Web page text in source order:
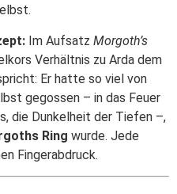
Im Aufsatz Morgoth’s
Verhältnis zu Arda dem
Er hatte so viel von
gegossen – in das Feuer
die Dunkelheit der Tiefen –,
Ring wurde. Jede
Fingerabdruck.